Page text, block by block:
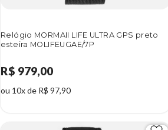
Relógio MORMAII LIFE ULTRA GPS preto
esteira MOLIFEUGAE/7P
R$ 979,00
ou 10x de R$ 97,90